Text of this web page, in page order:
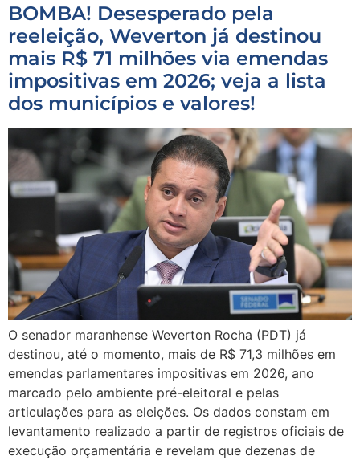
BOMBA! Desesperado pela
reeleição, Weverton já destinou
mais R$ 71 milhões via emendas
impositivas em 2026; veja a lista
dos municípios e valores!
O senador maranhense Weverton Rocha (PDT) já
destinou, até o momento, mais de R$ 71,3 milhões em
emendas parlamentares impositivas em 2026, ano
marcado pelo ambiente pré-eleitoral e pelas
articulações para as eleições. Os dados constam em
levantamento realizado a partir de registros oficiais de
execução orçamentária e revelam que dezenas de